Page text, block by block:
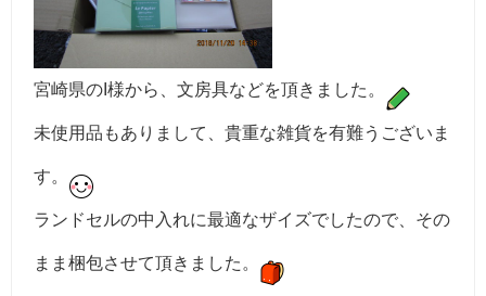
宮崎県のI様から、文房具などを頂きました。
未使用品もありまして、貴重な雑貨を有難うございま
す。
ランドセルの中入れに最適なザイズでしたので、その
まま梱包させて頂きました。